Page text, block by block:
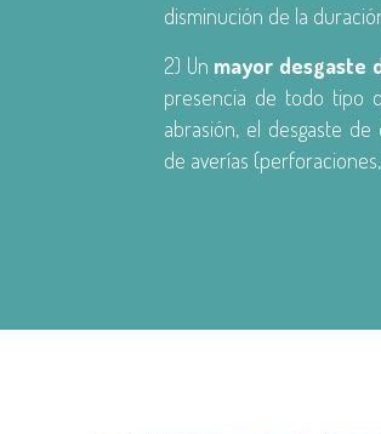
disminución de la
2) Un mayor desgaste
presencia de todo tipo
abrasión, el desgaste
de averías